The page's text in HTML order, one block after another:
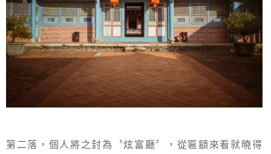
第二落，個人將之封為〝炫富廳〞，從匾額來看就曉得